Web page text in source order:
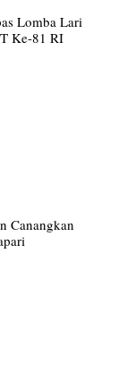
Lomba Lari
Ke-81 RI
Canangkan